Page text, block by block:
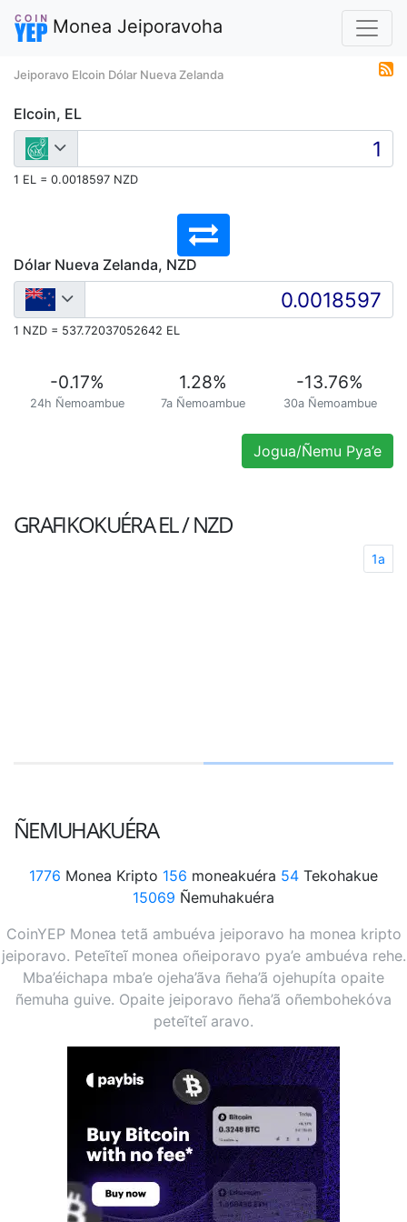
Monea Jeiporavoha
Jeiporavo Elcoin Dólar Nueva Zelanda
Elcoin, EL
1 EL = 0.0018597 NZD
Dólar Nueva Zelanda, NZD
1 NZD = 537.72037052642 EL
-0.17%
24h Ñemoambue
1.28%
7a Ñemoambue
-13.76%
30a Ñemoambue
Jogua/Ñemu Pya’e
GRAFIKOKUÉRAEL / NZD
1a
ÑEMUHAKUÉRA
1776 Monea Kripto 156 moneakuéra 54 Tekohakue
15069 Ñemuhakuéra
CoinYEP Monea tetã ambuéva jeiporavo ha monea kripto
jeiporavo. Peteĩteĩ monea oñeiporavo pya’e ambuéva rehe.
Mba’éichapa mba’e ojeha’ãva ñeha’ã ojehupíta opaite
ñemuha guive. Opaite jeiporavo ñeha’ã oñembohekóva
peteĩteĩ aravo.